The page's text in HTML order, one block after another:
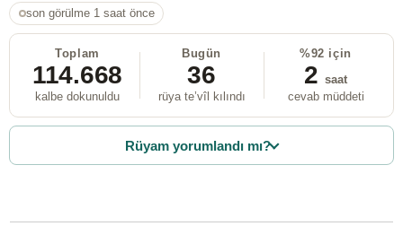
son görülme 1 saat önce
Toplam
114.668
kalbe dokunuldu
Bugün
36
rüya te’vîl kılındı
%92 için
2 saat
cevab müddeti
Rüyam yorumlandı mı?